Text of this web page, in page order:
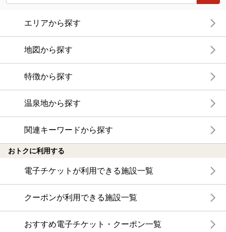
エリアから探す
地図から探す
特徴から探す
温泉地から探す
関連キーワードから探す
おトクに利用する
電子チケットが利用できる施設一覧
クーポンが利用できる施設一覧
おすすめ電子チケット・クーポン一覧